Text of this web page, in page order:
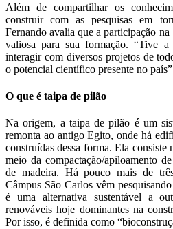
Além de compartilhar os
construir com as pesquisas em
Fernando avalia que a participação
valiosa para sua formação. “Tive
interagir com diversos projetos de
o potencial científico presente no
O que é taipa de pilão
Na origem, a taipa de pilão é um
remonta ao antigo Egito, onde há
construídas dessa forma. Ela consiste
meio da compactação/apiloamento
de madeira. Há pouco mais de
Câmpus São Carlos vêm
é uma alternativa sustentável a
renováveis hoje dominantes na
Por isso, é definida como